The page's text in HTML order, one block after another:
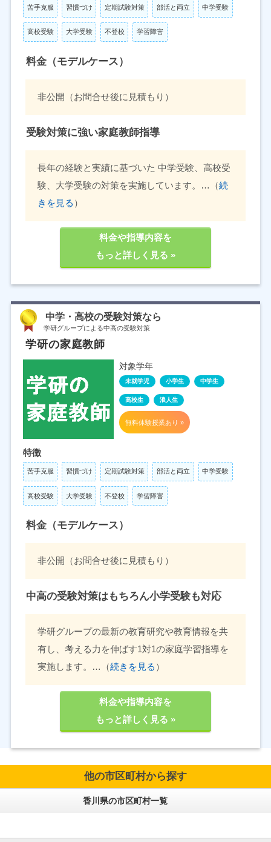
苦手克服 習慣づけ 定期試験対策 部活と両立 中学受験
高校受験 大学受験 不登校 学習障害
料金（モデルケース）
非公開（お問合せ後に見積もり）
受験対策に強い家庭教師指導
長年の経験と実績に基づいた 中学受験、高校受
験、大学受験の対策を実施しています。…（続
きを見る ）
料金や指導内容を
もっと詳しく見る »
中学・高校の受験対策なら
学研グループによる中高の受験対策
学研の家庭教師
対象学年
未就学児 小学生 中学生
高校生 浪人生
無料体験授業あり »
特徴
苦手克服 習慣づけ 定期試験対策 部活と両立 中学受験
高校受験 大学受験 不登校 学習障害
料金（モデルケース）
非公開（お問合せ後に見積もり）
中高の受験対策はもちろん小学受験も対応
学研グループの最新の教育研究や教育情報を共
有し、考える力を伸ばす1対1の家庭学習指導を
実施します。…（続きを見る ）
料金や指導内容を
もっと詳しく見る »
他の市区町村から探す
香川県の市区町村一覧